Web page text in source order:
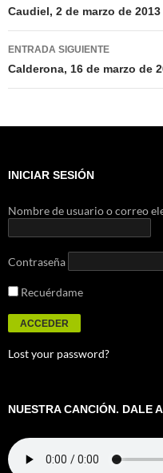
de
entradas
Caudiel, 2 de marzo de 2013
ENTRADA SIGUIENTE
Calderona, 16 de marzo de
INICIAR SESIÓN
Nombre de usuario o correo
Contraseña
Recuérdame
Lost your password?
NUESTRA CANCIÓN. DALE